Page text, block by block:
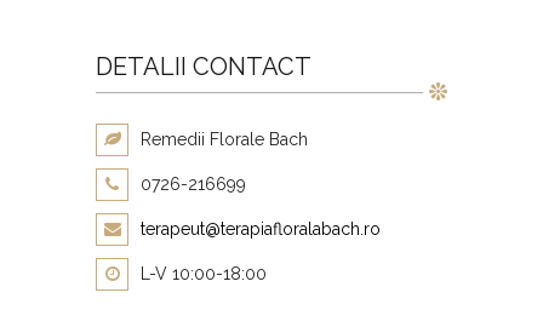
DETALII CONTACT
Remedii Florale Bach
0726-216699
terapeut@terapiafloralabach.ro
L-V 10:00-18:00